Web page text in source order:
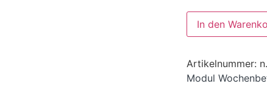
In den
Artikelnummer:
Modul